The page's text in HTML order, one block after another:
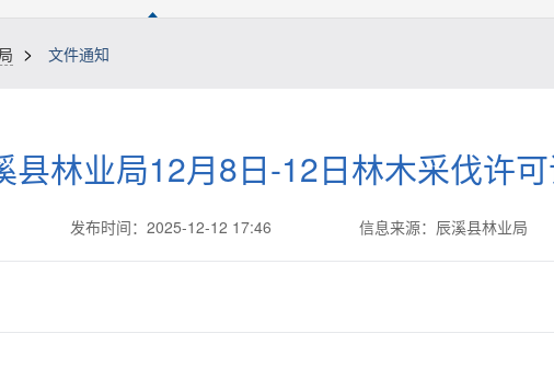
> 文件通知
县林业局12月8日-12日林木采伐许
发布时间：2025-12-12 17:46 信息来源：辰溪县林业局